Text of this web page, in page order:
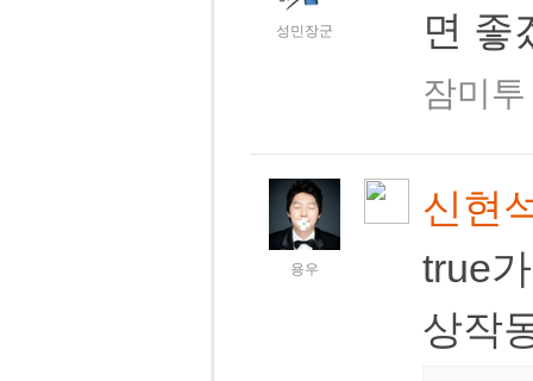
성민장군
면 좋
잠미
용우
신현
true
상작